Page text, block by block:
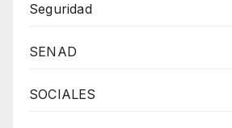
Seguridad
SENAD
SOCIALES